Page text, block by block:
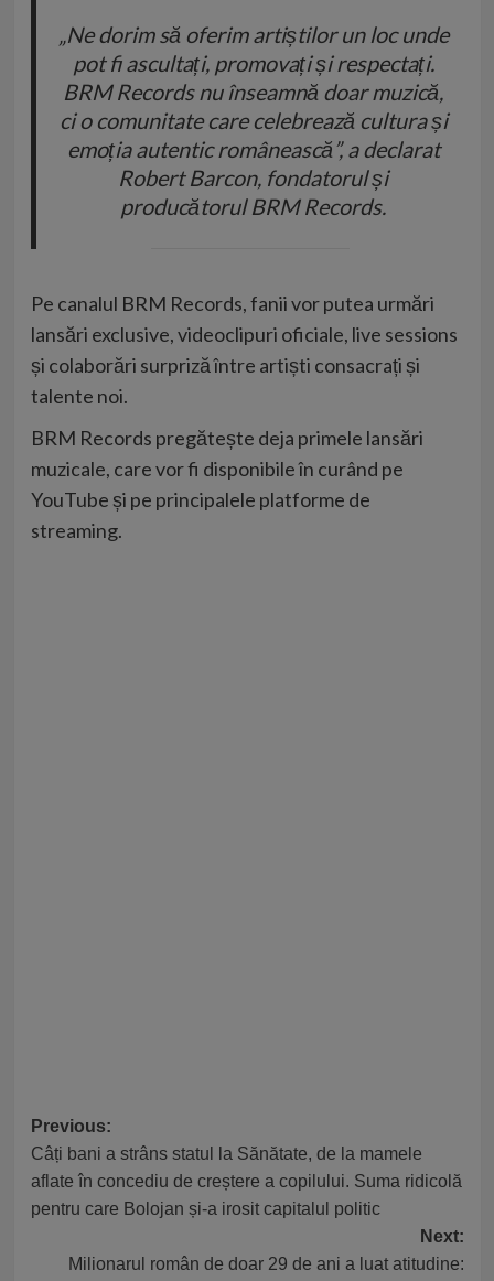
„Ne dorim să oferim artiștilor un loc unde
pot fi ascultați, promovați și respectați.
BRM Records nu înseamnă doar muzică,
ci o comunitate care celebrează cultura și
emoția autentic românească”, a declarat
Robert Barcon, fondatorul și
producătorul BRM Records.
Pe canalul BRM Records, fanii vor putea urmări
lansări exclusive, videoclipuri oficiale, live sessions
și colaborări surpriză între artiști consacrați și
talente noi.
BRM Records pregătește deja primele lansări
muzicale, care vor fi disponibile în curând pe
YouTube și pe principalele platforme de
streaming.
Post
navigation
Previous:
Câți bani a strâns statul la Sănătate, de la mamele
aflate în concediu de creștere a copilului. Suma ridicolă
pentru care Bolojan și-a irosit capitalul politic
Next:
Milionarul român de doar 29 de ani a luat atitudine: